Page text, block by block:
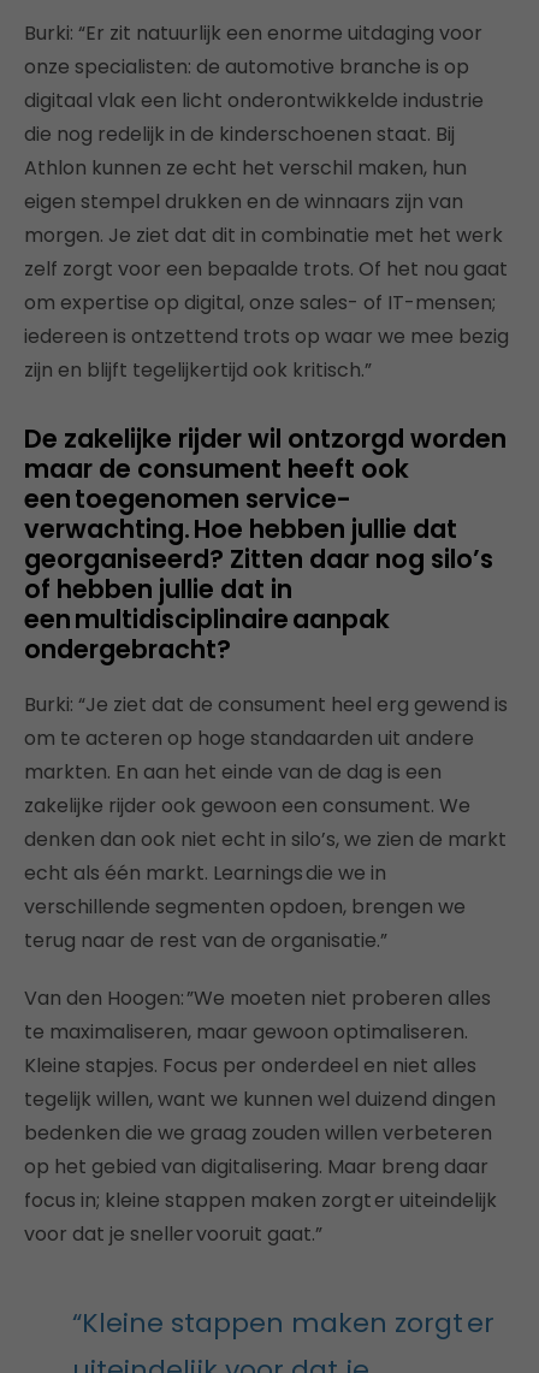
Burki: “Er zit natuurlijk een enorme uitdaging voor
onze specialisten: de automotive branche is op
digitaal vlak een licht onderontwikkelde industrie
die nog redelijk in de kinderschoenen staat. Bij
Athlon kunnen ze echt het verschil maken, hun
eigen stempel drukken en de winnaars zijn van
morgen. Je ziet dat dit in combinatie met het werk
zelf zorgt voor een bepaalde trots. Of het nou gaat
om expertise op digital, onze sales- of IT-mensen;
iedereen is ontzettend trots op waar we mee bezig
zijn en blijft tegelijkertijd ook kritisch.”
De zakelijke rijder wil ontzorgd worden
maar de consument heeft ook
een toegenomen service-
verwachting. Hoe hebben jullie dat
georganiseerd? Zitten daar nog silo’s
of hebben jullie dat in
een multidisciplinaire aanpak
ondergebracht?
Burki: “Je ziet dat de consument heel erg gewend is
om te acteren op hoge standaarden uit andere
markten. En aan het einde van de dag is een
zakelijke rijder ook gewoon een consument. We
denken dan ook niet echt in silo’s, we zien de markt
echt als één markt. Learnings die we in
verschillende segmenten opdoen, brengen we
terug naar de rest van de organisatie.”
Van den Hoogen: ”We moeten niet proberen alles
te maximaliseren, maar gewoon optimaliseren.
Kleine stapjes. Focus per onderdeel en niet alles
tegelijk willen, want we kunnen wel duizend dingen
bedenken die we graag zouden willen verbeteren
op het gebied van digitalisering. Maar breng daar
focus in; kleine stappen maken zorgt er uiteindelijk
voor dat je sneller vooruit gaat.”
“Kleine stappen maken zorgt er